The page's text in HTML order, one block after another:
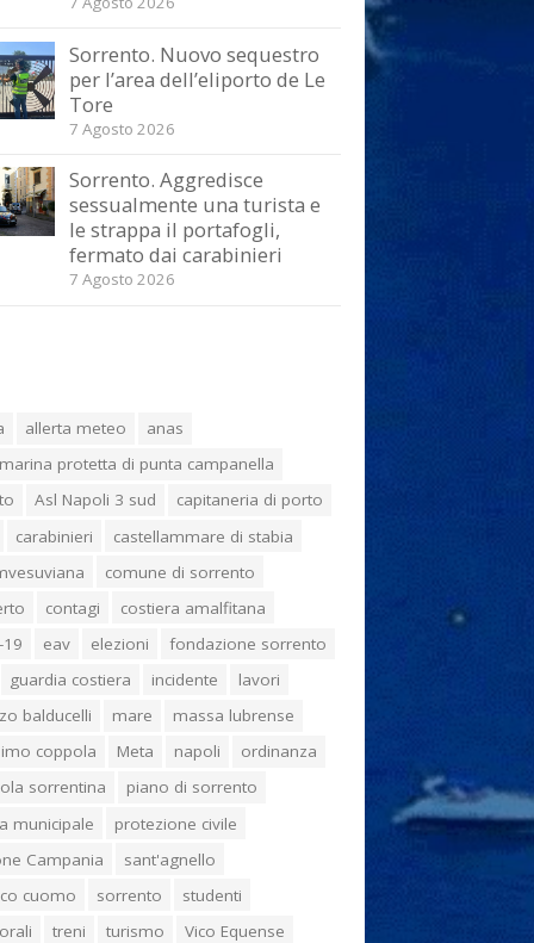
Sorrento. Nuovo sequestro
per l’area dell’eliporto de Le
Tore
7 Agosto 2026
Sorrento. Aggredisce
sessualmente una turista e
le strappa il portafogli,
fermato dai carabinieri
7 Agosto 2026
allerta meteo
anas
protetta di punta campanella
Asl Napoli 3 sud
capitaneria di porto
carabinieri
castellammare di stabia
comune di sorrento
contagi
costiera amalfitana
eav elezioni
fondazione sorrento
guardia costiera
incidente
lavori
balducelli
mare
massa lubrense
coppola
Meta napoli
ordinanza
sorrentina
piano di sorrento
municipale
protezione civile
Campania
sant'agnello
cuomo
sorrento
studenti
treni turismo
Vico Equense